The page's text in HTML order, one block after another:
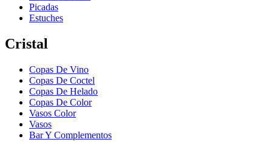
Picadas
Estuches
Cristal
Copas De Vino
Copas De Coctel
Copas De Helado
Copas De Color
Vasos Color
Vasos
Bar Y Complementos